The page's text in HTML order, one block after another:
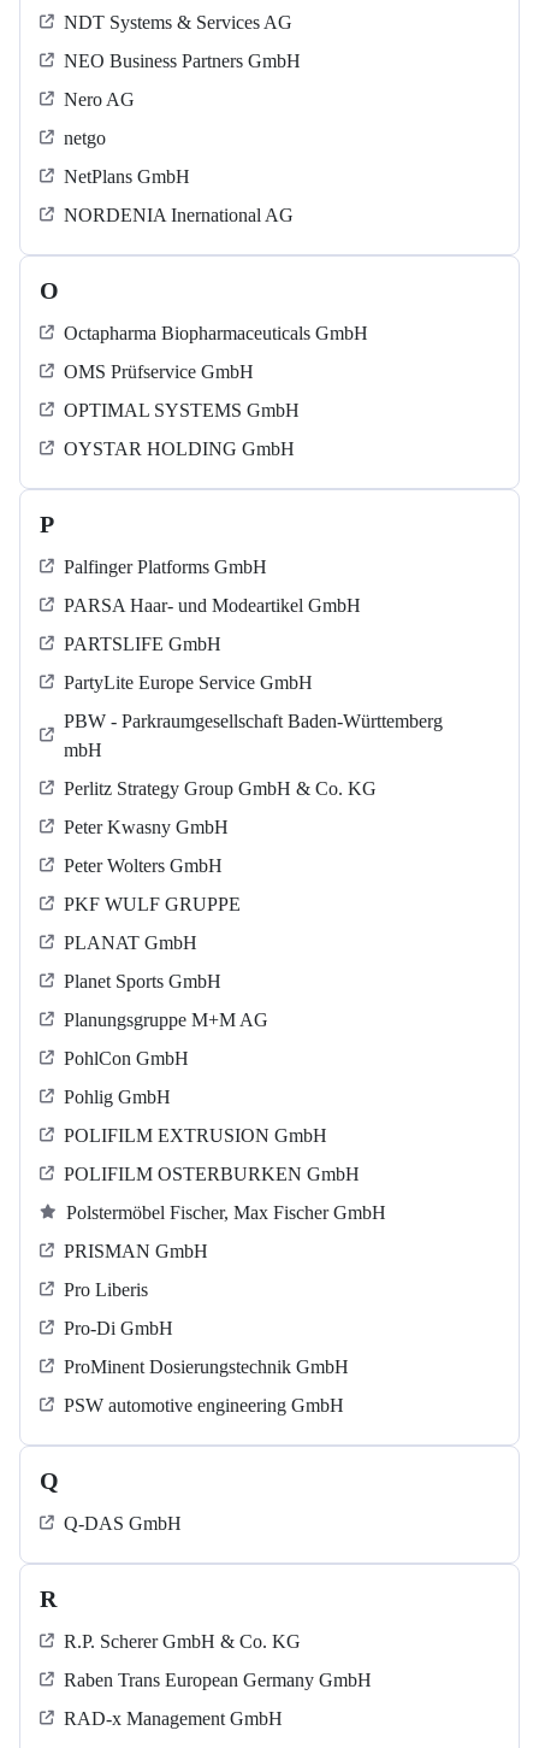
NDT Systems & Services AG
NEO Business Partners GmbH
Nero AG
netgo
NetPlans GmbH
NORDENIA Inernational AG
O
Octapharma Biopharmaceuticals GmbH
OMS Prüfservice GmbH
OPTIMAL SYSTEMS GmbH
OYSTAR HOLDING GmbH
P
Palfinger Platforms GmbH
PARSA Haar- und Modeartikel GmbH
PARTSLIFE GmbH
PartyLite Europe Service GmbH
PBW - Parkraumgesellschaft Baden-Württemberg
mbH
Perlitz Strategy Group GmbH & Co. KG
Peter Kwasny GmbH
Peter Wolters GmbH
PKF WULF GRUPPE
PLANAT GmbH
Planet Sports GmbH
Planungsgruppe M+M AG
PohlCon GmbH
Pohlig GmbH
POLIFILM EXTRUSION GmbH
POLIFILM OSTERBURKEN GmbH
Polstermöbel Fischer, Max Fischer GmbH
PRISMAN GmbH
Pro Liberis
Pro-Di GmbH
ProMinent Dosierungstechnik GmbH
PSW automotive engineering GmbH
Q
Q-DAS GmbH
R
R.P. Scherer GmbH & Co. KG
Raben Trans European Germany GmbH
RAD-x Management GmbH